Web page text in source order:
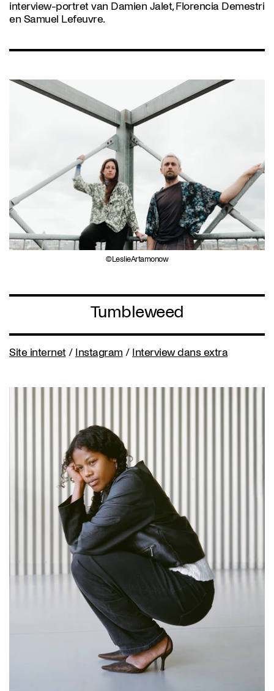
interview-portret van Damien Jalet, Florencia Demestri
en Samuel Lefeuvre.
LeslieArtamonow
Tumbleweed
Site internet / Instagram / Interview dans extra